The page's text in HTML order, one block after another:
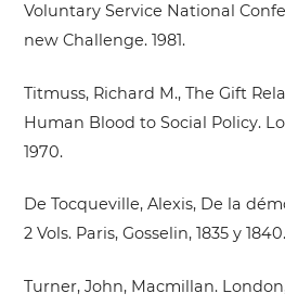
Voluntary Service National
new Challenge. 1981.
Titmuss, Richard M., The Gift
Human Blood to Social Policy.
1970.
De Tocqueville, Alexis, De la
2 Vols. Paris, Gosselin, 1835 y 1840.
Turner, John, Macmillan.